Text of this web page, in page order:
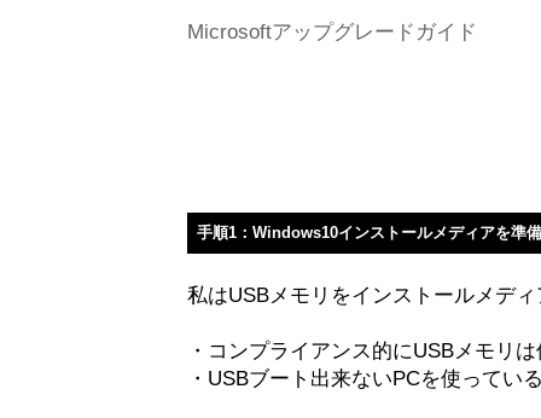
Microsoftアップグレードガイド
手順1：Windows10インストールメディアを準
私はUSBメモリをインストールメデ
・コンプライアンス的にUSBメモリ
・USBブート出来ないPCを使ってい